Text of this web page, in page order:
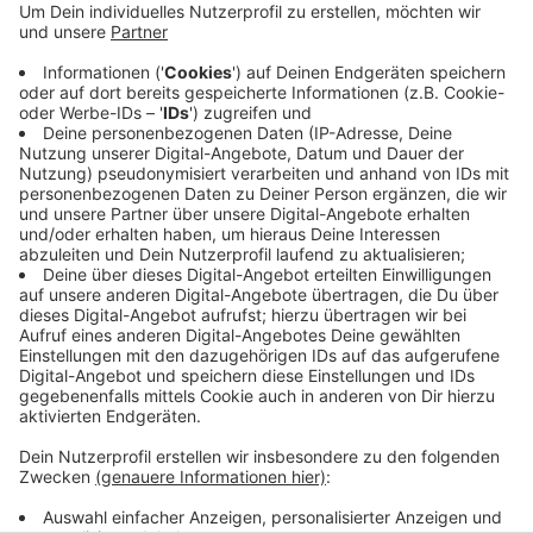
Menschen wurden festgenommen. Seit Monaten sind
die Ermittler den mutmaßlichen Dealern mit
verdeckten Maßnahmen auf der Spur. Sie sollen in
Witten Kokainhandel betrieben haben – in der
Öffentlichkeit. Die Polizei durchsuchte auch noch vier
Wohnungen und Fahrzeug und fand dort neben Drogen
auch Waffen.
Anzeige
Anzeige